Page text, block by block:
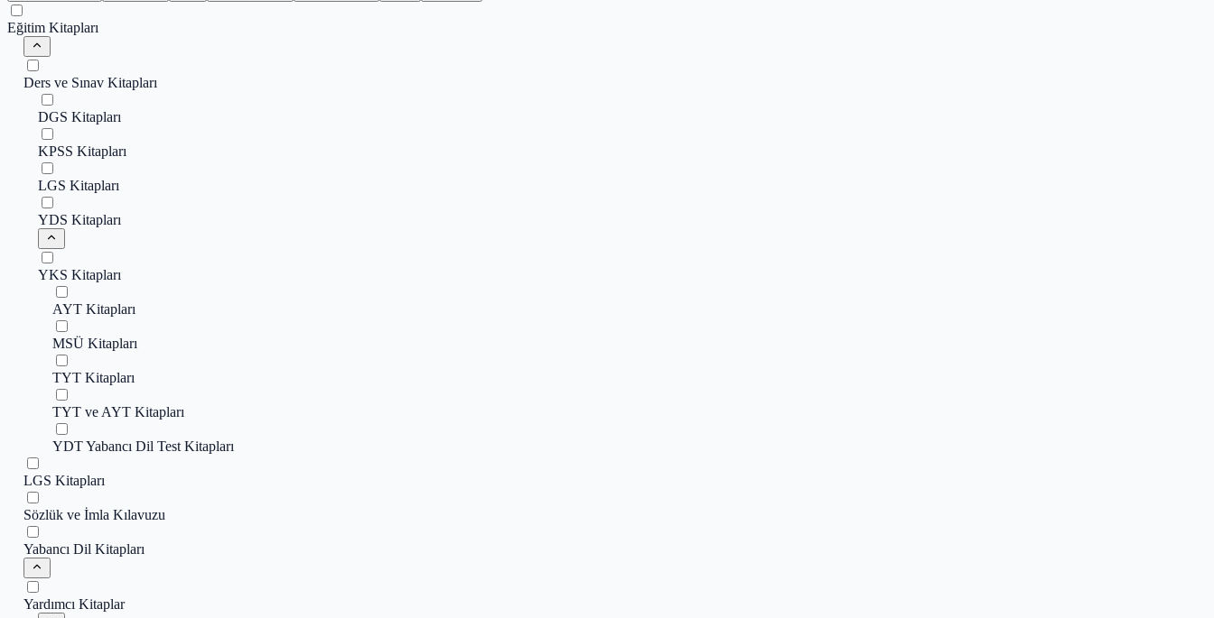
Eğitim Kitapları
Ders ve Sınav Kitapları
DGS Kitapları
KPSS Kitapları
LGS Kitapları
YDS Kitapları
YKS Kitapları
AYT Kitapları
MSÜ Kitapları
TYT Kitapları
TYT ve AYT Kitapları
YDT Yabancı Dil Test Kitapları
LGS Kitapları
Sözlük ve İmla Kılavuzu
Yabancı Dil Kitapları
Yardımcı Kitaplar